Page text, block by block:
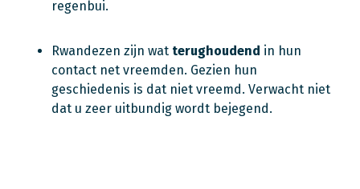
regenbui.
Rwandezen zijn wat terughoudend in hun
contact net vreemden. Gezien hun
geschiedenis is dat niet vreemd. Verwacht niet
dat u zeer uitbundig wordt bejegend.